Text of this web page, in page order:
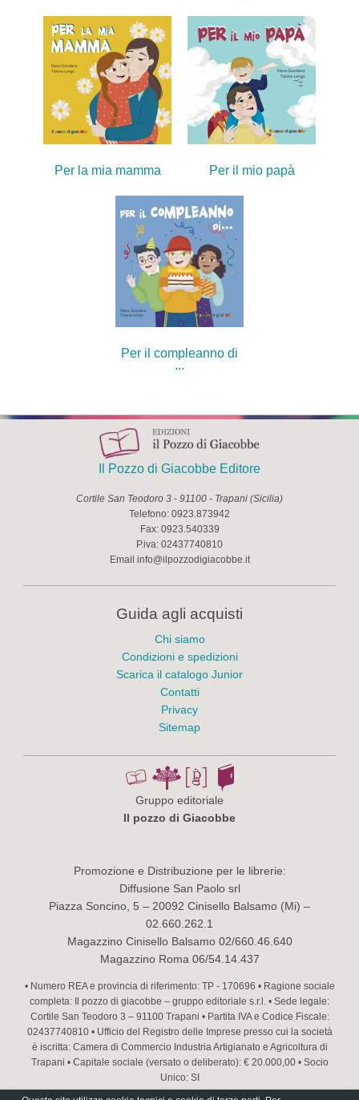
Per la mia mamma Per il mio papà
Per il compleanno di
...
Il Pozzo di Giacobbe Editore
Cortile San Teodoro 3 - 91100 - Trapani (Sicilia)
Telefono: 0923.873942
Fax: 0923.540339
P.iva: 02437740810
Email info@ilpozzodigiacobbe.it
Guida agli acquisti
Chi siamo
Condizioni e spedizioni
Scarica il catalogo Junior
Contatti
Privacy
Sitemap
Gruppo editoriale
Il pozzo di Giacobbe
Promozione e Distribuzione per le librerie:
Diffusione San Paolo srl
Piazza Soncino, 5 – 20092 Cinisello Balsamo (Mi) –
02.660.262.1
Magazzino Cinisello Balsamo 02/660.46.640
Magazzino Roma 06/54.14.437
• Numero REA e provincia di riferimento: TP - 170696 • Ragione sociale
completa: Il pozzo di giacobbe – gruppo editoriale s.r.l. • Sede legale:
Cortile San Teodoro 3 – 91100 Trapani • Partita IVA e Codice Fiscale:
02437740810 • Ufficio del Registro delle Imprese presso cui la società
è iscritta: Camera di Commercio Industria Artigianato e Agricoltura di
Trapani • Capitale sociale (versato o deliberato): € 20.000,00 • Socio
Unico: SI